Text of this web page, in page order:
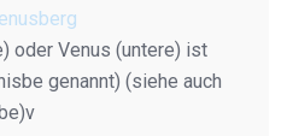
oder Venus (untere) ist
genannt) (siehe auch